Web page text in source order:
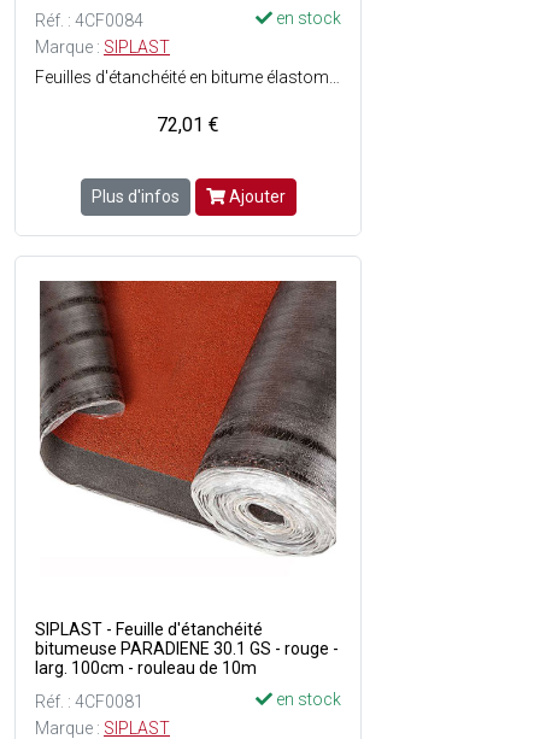
Réf. : 4CF0084
en stock
Marque : SIPLAST
72,01 €
Plus d'infos Ajouter
SIPLAST - Feuille d'étanchéité
bitumeuse PARADIENE 30.1 GS - rouge -
larg. 100cm - rouleau de 10m
Réf. : 4CF0081
en stock
Marque : SIPLAST